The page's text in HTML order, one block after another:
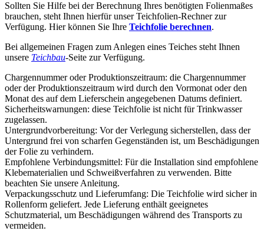
Sollten Sie Hilfe bei der Berechnung Ihres benötigten Folienmaßes
brauchen, steht Ihnen hierfür unser Teichfolien-Rechner zur
Verfügung. Hier können Sie Ihre Teichfolie berechnen.
Bei allgemeinen Fragen zum Anlegen eines Teiches steht Ihnen
unsere Teichbau-Seite zur Verfügung.
Chargennummer oder Produktionszeitraum: die Chargennummer
oder der Produktionszeitraum wird durch den Vormonat oder den
Monat des auf dem Lieferschein angegebenen Datums definiert.
Sicherheitswarnungen: diese Teichfolie ist nicht für Trinkwasser
zugelassen.
Untergrundvorbereitung: Vor der Verlegung sicherstellen, dass der
Untergrund frei von scharfen Gegenständen ist, um Beschädigungen
der Folie zu verhindern.
Empfohlene Verbindungsmittel: Für die Installation sind empfohlene
Klebematerialien und Schweißverfahren zu verwenden. Bitte
beachten Sie unsere Anleitung.
Verpackungsschutz und Lieferumfang: Die Teichfolie wird sicher in
Rollenform geliefert. Jede Lieferung enthält geeignetes
Schutzmaterial, um Beschädigungen während des Transports zu
vermeiden.